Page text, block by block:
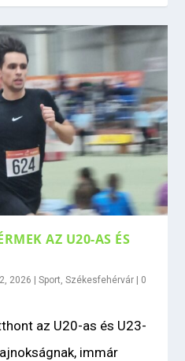
AZ U20-AS ÉS
2026 |Sport ,Székesfehérvár | 0
az U20-as és U23-
immár